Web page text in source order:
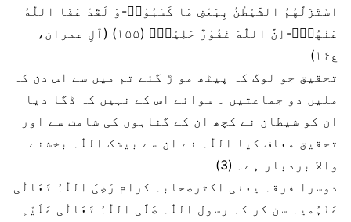
اسْتَزَلَّهُمُ الشَّیْطٰنُ بِبَعْضِ مَا كَسَبُوْاۚ-وَ لَقَدْ عَفَا اللّٰهُ
عَنْهُمْؕ-اِنَّ اللّٰهَ غَفُوْرٌ حَلِیْمٌ۠ (۱۵۵) (آلِ عمران،
ع۱۶)
تحقیق جو لوگ کہ پیٹھ مو ڑ گئے تم میں سے اس دن کہ
ملیں دو جماعتیں ۔ سوائے اس کے نہیں کہ ڈگا دیا
ان کو شیطان نے کچھ ان کے گناہوں کی شامت سے اور
تحقیق معاف کیا اللّٰہ نے ان سے بیشک اللّٰہ بخشنے
والا بردبار ہے۔ (3)
دوسرا فرقہ یعنی اکثرصحابہ کرام رَضِیَ اللّٰہُ تَعَالٰی
عَنْہُمیہ سن کر کہ رسول اللّٰہ صَلَّی اللّٰہُ تَعَالٰی عَلَیْہِ